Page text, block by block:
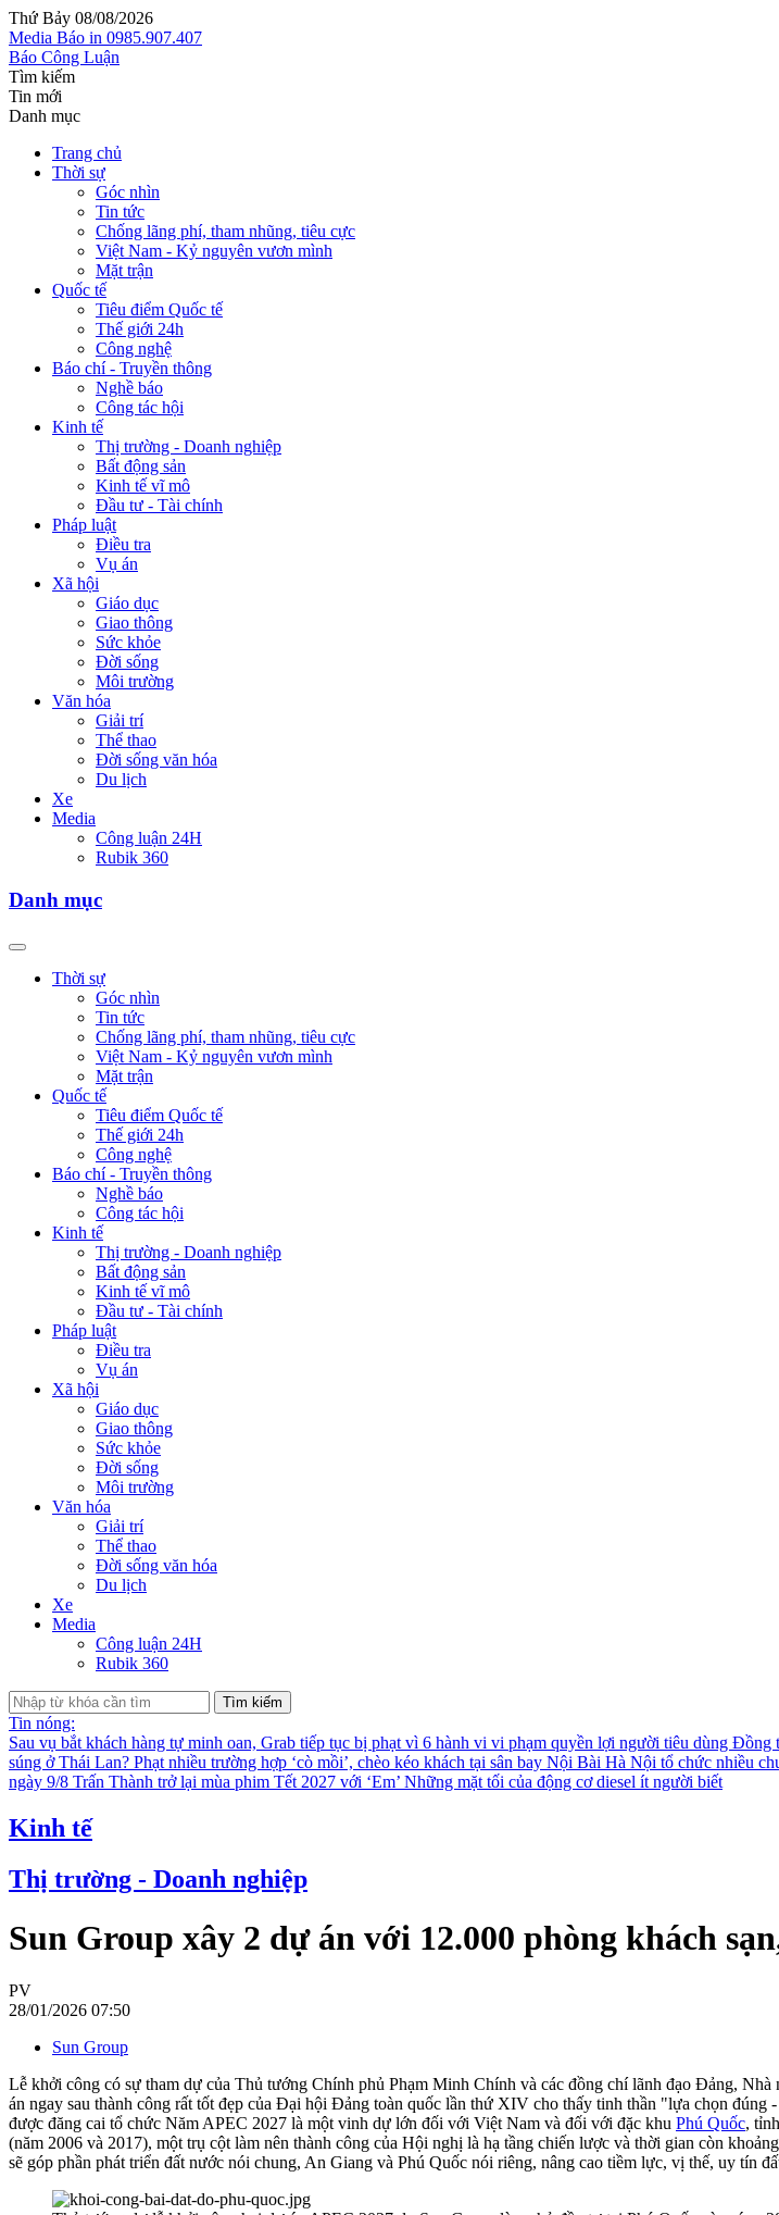
Thứ Bảy 08/08/2026
Media Báo in 0985.907.407
Báo Công Luận
Tìm kiếm
Tin mới
Danh mục
Trang chủ
Thời sự
Góc nhìn
Tin tức
Chống lãng phí, tham nhũng, tiêu cực
Việt Nam - Kỷ nguyên vươn mình
Mặt trận
Quốc tế
Tiêu điểm Quốc tế
Thế giới 24h
Công nghệ
Báo chí - Truyền thông
Nghề báo
Công tác hội
Kinh tế
Thị trường - Doanh nghiệp
Bất động sản
Kinh tế vĩ mô
Đầu tư - Tài chính
Pháp luật
Điều tra
Vụ án
Xã hội
Giáo dục
Giao thông
Sức khỏe
Đời sống
Môi trường
Văn hóa
Giải trí
Thể thao
Đời sống văn hóa
Du lịch
Xe
Media
Công luận 24H
Rubik 360
Danh mục
Thời sự
Góc nhìn
Tin tức
Chống lãng phí, tham nhũng, tiêu cực
Việt Nam - Kỷ nguyên vươn mình
Mặt trận
Quốc tế
Tiêu điểm Quốc tế
Thế giới 24h
Công nghệ
Báo chí - Truyền thông
Nghề báo
Công tác hội
Kinh tế
Thị trường - Doanh nghiệp
Bất động sản
Kinh tế vĩ mô
Đầu tư - Tài chính
Pháp luật
Điều tra
Vụ án
Xã hội
Giáo dục
Giao thông
Sức khỏe
Đời sống
Môi trường
Văn hóa
Giải trí
Thể thao
Đời sống văn hóa
Du lịch
Xe
Media
Công luận 24H
Rubik 360
Tìm kiếm
Tin nóng:
Sau vụ bắt khách hàng tự minh oan, Grab tiếp tục bị phạt vì 6 hành vi vi phạm quyền lợi người tiêu dùng Đồng
súng ở Thái Lan? Phạt nhiều trường hợp ‘cò mồi’, chèo kéo khách tại sân bay Nội Bài Hà Nội tổ chức nhiều
ngày 9/8 Trấn Thành trở lại mùa phim Tết 2027 với ‘Em’ Những mặt tối của động cơ diesel ít người biết
Kinh tế
Thị trường - Doanh nghiệp
Sun Group xây 2 dự án với 12.000 phòng khách
PV
28/01/2026 07:50
Sun Group
Lễ khởi công có sự tham dự của Thủ tướng Chính phủ Phạm Minh Chính và các đồng chí lãnh đạo Đảng,
án ngay sau thành công rất tốt đẹp của Đại hội Đảng toàn quốc lần thứ XIV cho thấy tinh thần "lựa chọn
được đăng cai tổ chức Năm APEC 2027 là một vinh dự lớn đối với Việt Nam và đối với đặc khu Phú Quốc,
(năm 2006 và 2017), một trụ cột làm nên thành công của Hội nghị là hạ tầng chiến lược và thời gian còn
sẽ góp phần phát triển đất nước nói chung, An Giang và Phú Quốc nói riêng, nâng cao tiềm lực, vị thế, uy tín